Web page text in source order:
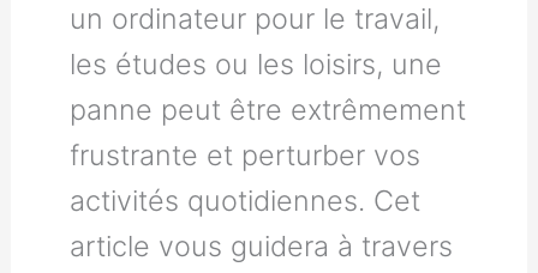
un ordinateur pour le travail,
les études ou les loisirs, une
panne peut être extrêmement
frustrante et perturber vos
activités quotidiennes. Cet
article vous guidera à travers